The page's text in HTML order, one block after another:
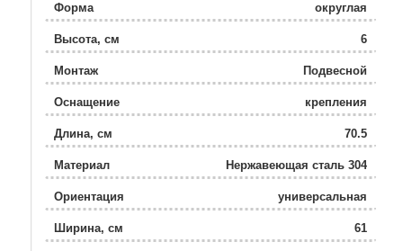
Форма округлая
Высота, см 6
Монтаж Подвесной
Оснащение крепления
Длина, см 70.5
Материал Нержавеющая сталь 304
Ориентация универсальная
Ширина, см 61